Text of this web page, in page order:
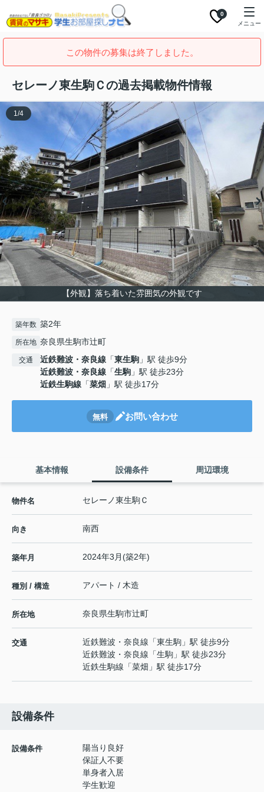
0
メニュー
この物件の募集は終了しました。
セレーノ東生駒Ｃの過去掲載物件情報
【外観】落ち着いた雰囲気の外観です
1/4
築年数 築2年
所在地 奈良県生駒市辻町
交通 近鉄難波・奈良線 「東生駒 」駅 徒歩9分
近鉄難波・奈良線 「生駒 」駅 徒歩23分
近鉄生駒線 「菜畑 」駅 徒歩17分
無料 お問い合わせ
基本情報 設備条件 周辺環境
物件名 セレーノ東生駒Ｃ
向き 南西
築年月 2024年3月(築2年)
種別 / 構造 アパート / 木造
所在地 奈良県生駒市辻町
交通 近鉄難波・奈良線 「東生駒 」駅 徒歩9分
近鉄難波・奈良線 「生駒 」駅 徒歩23分
近鉄生駒線 「菜畑 」駅 徒歩17分
設備条件
設備条件
陽当り良好
保証人不要
単身者入居
学生歓迎